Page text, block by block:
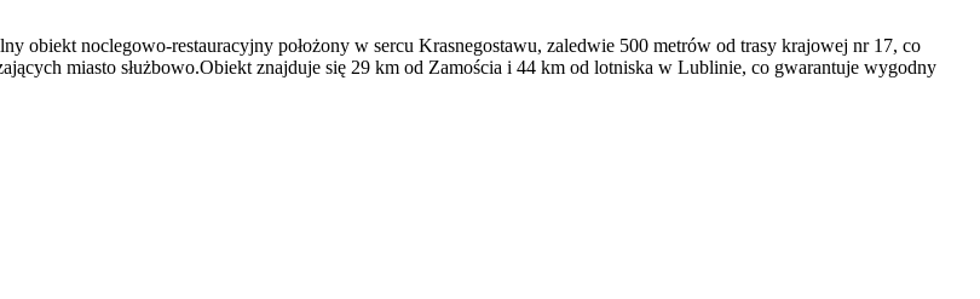
obiekt noclegowo-restauracyjny położony w sercu Krasnegostawu, zaledwie 500 metrów od trasy krajowej nr 17, co
miasto służbowo.Obiekt znajduje się 29 km od Zamościa i 44 km od lotniska w Lublinie, co gwarantuje wygodny